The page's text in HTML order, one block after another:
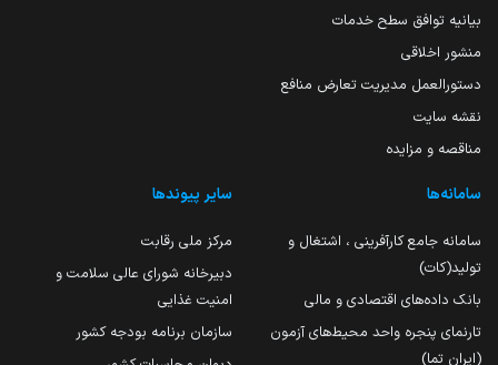
بیانیه توافق سطح خدمات
منشور اخلاقی
دستورالعمل مدیریت تعارض منافع
نقشه سایت
مناقصه و مزایده
سامانه‌ها
سامانه جامع کارآفرینی ، اشتغال و
تولید(کات)
بانک داده‌های اقتصادی و مالی
تارنمای پنجره واحد محیط‌های آزمون
(ایران تما)
سایر پیوندها
مرکز ملی رقابت
دبیرخانه شورای عالی سلامت و
امنیت غذایی
سازمان برنامه بودجه کشور